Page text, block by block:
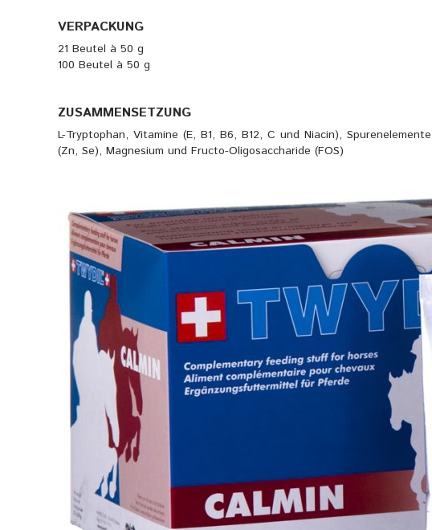
VERPACKUNG
21 Beutel à 50 g
100 Beutel à 50 g
ZUSAMMENSETZUNG
L-Tryptophan, Vitamine (E, B1, B6, B12, C und Niacin), Spurenelemente
(Zn, Se), Magnesium und Fructo-Oligosaccharide (FOS)